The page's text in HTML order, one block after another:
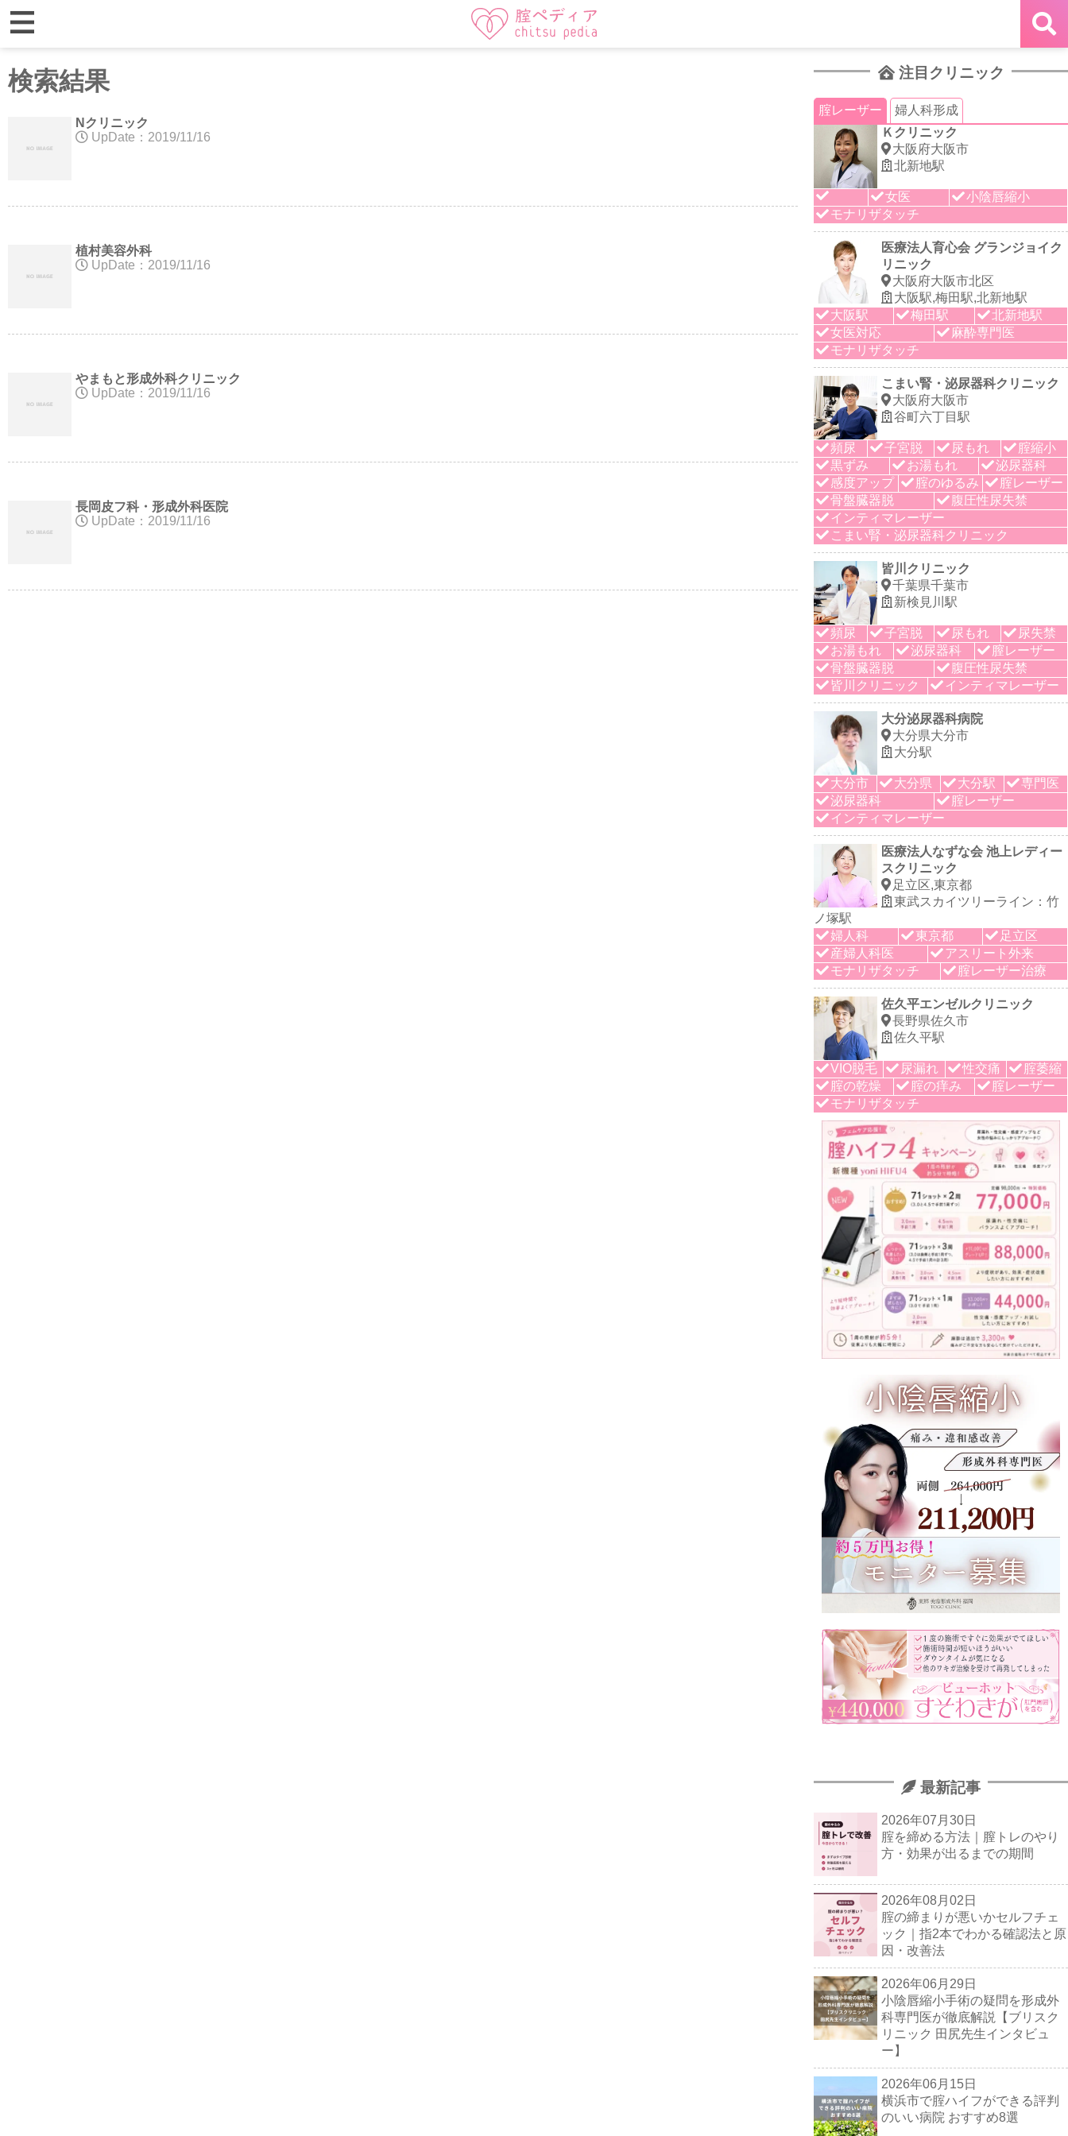
検索結果
Nクリニック
UpDate：2019/11/16
植村美容外科
UpDate：2019/11/16
やまもと形成外科クリニック
UpDate：2019/11/16
長岡皮フ科・形成外科医院
UpDate：2019/11/16
注目クリニック
腟レーザー
婦人科形成
Ｋクリニック
大阪府大阪市
北新地駅
女医
小陰唇縮小
モナリザタッチ
医療法人育心会 グランジョイク
リニック
大阪府大阪市北区
大阪駅,梅田駅,北新地駅
大阪駅
梅田駅
北新地駅
女医対応
麻酔専門医
モナリザタッチ
こまい腎・泌尿器科クリニック
大阪府大阪市
谷町六丁目駅
頻尿 子宮脱 尿もれ
腟縮小
黒ずみ
お湯もれ
泌尿器科
感度アップ
腟のゆるみ
腟レーザー
骨盤臓器脱
腹圧性尿失禁
インティマレーザー
こまい腎・泌尿器科クリニック
皆川クリニック
千葉県千葉市
新検見川駅
頻尿 子宮脱 尿もれ
尿失禁
お湯もれ
泌尿器科
膣レーザー
骨盤臓器脱
腹圧性尿失禁
皆川クリニック
インティマレーザー
大分泌尿器科病院
大分県大分市
大分駅
大分市 大分県 大分駅
専門医
泌尿器科
腟レーザー
インティマレーザー
医療法人なずな会 池上レディー
スクリニック
足立区,東京都
東武スカイツリーライン：竹
ノ塚駅
婦人科
東京都
足立区
産婦人科医
アスリート外来
モナリザタッチ
腟レーザー治療
佐久平エンゼルクリニック
長野県佐久市
佐久平駅
VIO脱毛 尿漏れ 性交痛
腟萎縮
腟の乾燥
腟の痒み
腟レーザー
モナリザタッチ
最新記事
2026年07月30日
腟を締める方法｜膣トレのやり
方・効果が出るまでの期間
2026年08月02日
腟の締まりが悪いかセルフチェ
ック｜指2本でわかる確認法と原
因・改善法
2026年06月29日
小陰唇縮小手術の疑問を形成外
科専門医が徹底解説【ブリスク
リニック 田尻先生インタビュ
ー】
2026年06月15日
横浜市で腟ハイフができる評判
のいい病院 おすすめ8選